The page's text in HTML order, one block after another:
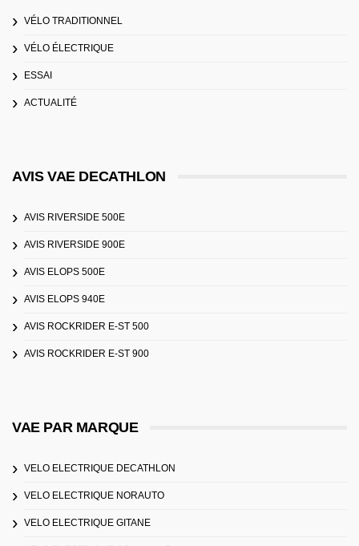
VÉLO TRADITIONNEL
VÉLO ÉLECTRIQUE
ESSAI
ACTUALITÉ
AVIS VAE DECATHLON
AVIS RIVERSIDE 500E
AVIS RIVERSIDE 900E
AVIS ELOPS 500E
AVIS ELOPS 940E
AVIS ROCKRIDER E-ST 500
AVIS ROCKRIDER E-ST 900
VAE PAR MARQUE
VELO ELECTRIQUE DECATHLON
VELO ELECTRIQUE NORAUTO
VELO ELECTRIQUE GITANE